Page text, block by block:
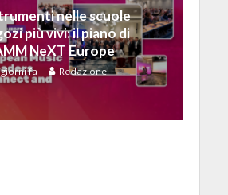
nelle scuole
più vivi: il piano di
NeXT Europe
fa Redazione